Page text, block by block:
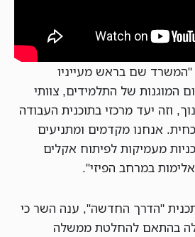
שם בראש מעייניו
המוגנות של התלמידים, צוותי
וזה יעד מרכזי בתוכנית העבודה
אנחנו מקדמים ומתניעים
מעמיקות לפיתוח אקלים
במרחב הפיזי".
"הדרך החדשה", ענה השר כי
בהתאם להחלטת ממשלה